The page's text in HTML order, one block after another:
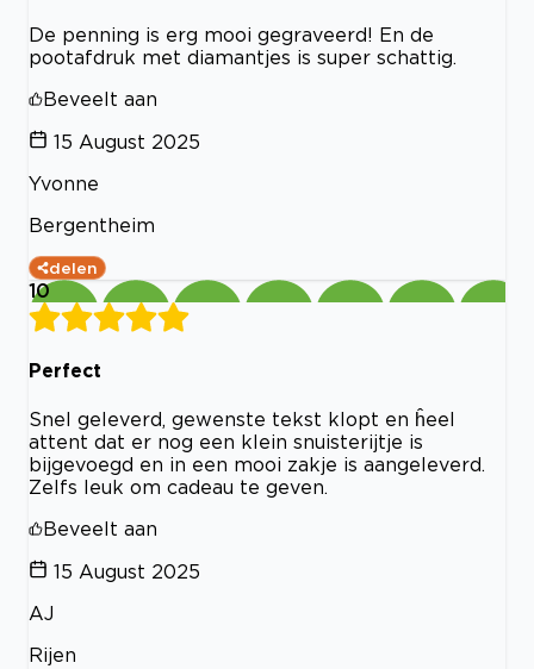
De penning is erg mooi gegraveerd! En de
pootafdruk met diamantjes is super schattig.
Beveelt aan
15 August 2025
Yvonne
Bergentheim
delen
10
Perfect
Snel geleverd, gewenste tekst klopt en ĥeel
attent dat er nog een klein snuisterijtje is
bijgevoegd en in een mooi zakje is aangeleverd.
Zelfs leuk om cadeau te geven.
Beveelt aan
15 August 2025
AJ
Rijen